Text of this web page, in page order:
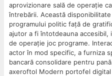
aprovizionare sală de operație
întrebării. Această
programului politic față de
ajutor a fi întotdeauna accesibil,
de operație joc programe.
actor în mod specific, a furniza
bancară consolidare pentru
axeroftol Modern portofel